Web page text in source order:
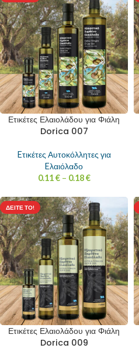
Ετικέτες Ελαιολάδου για Φιάλη
Dorica 007
Eτικέτες Αυτοκόλλητες για
Eλαιόλαδο
0.11€ – 0.18€
ΔΕΊΤΕ ΤΟ!
Ετικέτες Ελαιολάδου για Φιάλη
Dorica 009